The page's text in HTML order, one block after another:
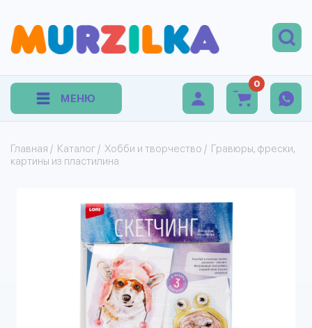
МЕНЮ
0
Главная / Каталог / Хобби и творчество / Гравюры, фрески,
картины из пластилина